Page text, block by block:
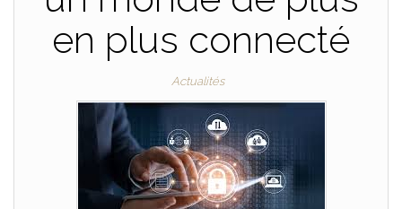
en plus connecté
Actualités